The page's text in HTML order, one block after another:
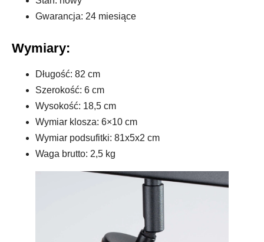
Gwarancja: 24 miesiące
Wymiary:
Długość: 82 cm
Szerokość: 6 cm
Wysokość: 18,5 cm
Wymiar klosza: 6×10 cm
Wymiar podsufitki: 81x5x2 cm
Waga brutto: 2,5 kg